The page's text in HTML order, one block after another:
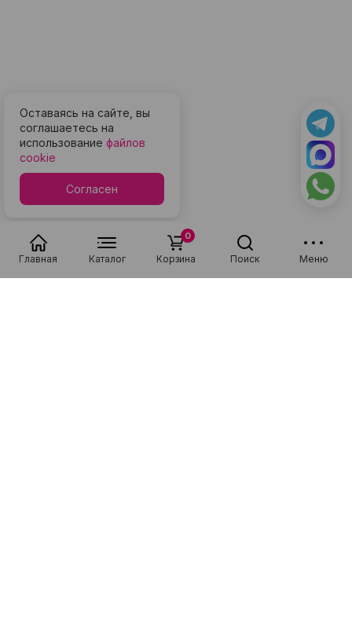
Главная Каталог Корзина
0
Поиск Меню
Оставаясь на сайте, вы
соглашаетесь на
использование файлов
cookie
Согласен